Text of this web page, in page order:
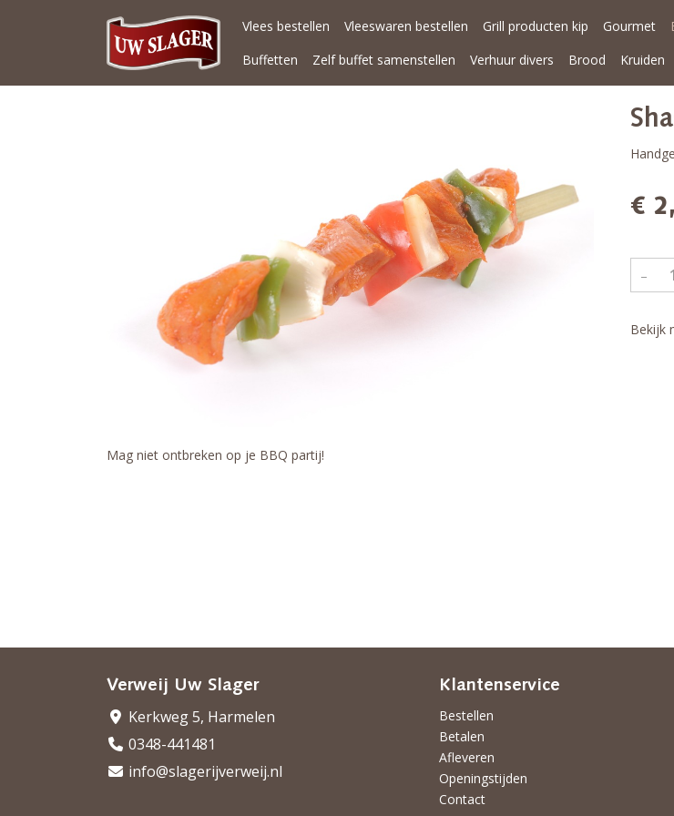
Vlees bestellen Vleeswaren bestellen Grill producten kip Gourmet
Buffetten
Zelf buffet samenstellen Verhuur divers Brood Kruiden
Mag niet ontbreken op je BBQ partij!
€
–
Bekijk
Verweij Uw Slager
Kerkweg 5, Harmelen
0348-441481
info@slagerijverweij.nl
Klantenservice
Bestellen
Betalen
Afleveren
Openingstijden
Contact